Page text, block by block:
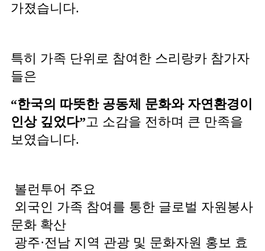
가졌습니다.
특히 가족 단위로 참여한 스리랑카 참가자
들은
“한국의 따뜻한 공동체 문화와 자연환경이
인상 깊었다”고 소감을 전하며 큰 만족을
보였습니다.
볼런투어 주요
외국인 가족 참여를 통한 글로벌 자원봉사
문화 확산
광주·전남 지역 관광 및 문화자원 홍보 효